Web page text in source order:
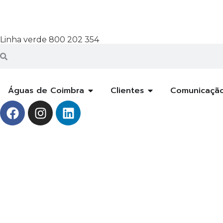
Linha verde 800 202 354
Águas de Coimbra Clientes